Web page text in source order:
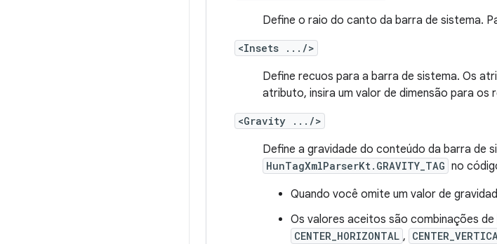
Define o raio do canto da barra de sistema.
<Insets .../>
Define recuos para a barra de sistema. Os
atributo, insira um valor de dimensão para os
<Gravity .../>
Define a gravidade do conteúdo da barra de
HunTagXmlParserKt.GRAVITY_TAG no
Quando você omite um valor de
Os valores aceitos são combinações de
CENTER_HORIZONTAL ,